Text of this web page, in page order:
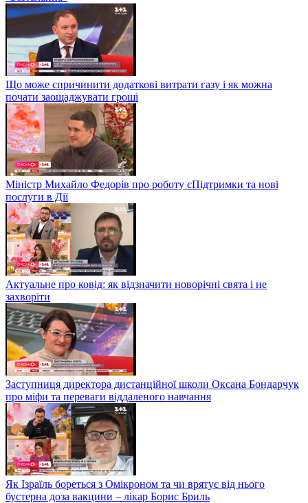
Що може спричинити додаткові витрати газу і як можна
почати заощаджувати гроші
Міністр Михайло Федорів про роботу єПідтримки та нові
послуги в Дії
Актуальне про ковід: як відзначити новорічні свята і не
захворіти
Заступниця директора дистанційної школи Оксана Бондарчук
про міфи та переваги віддаленого навчання
Як Ізраїль бореться з Омікроном та чи врятує від нього
бустерна доза вакцини – лікар Борис Бриль